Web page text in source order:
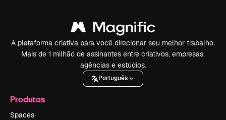
A plataforma criativa para você direcionar seu melhor trabalho.
Mais de 1 milhão de assinantes entre criativos, empresas,
agências e estúdios.
Português
Produtos
Spaces